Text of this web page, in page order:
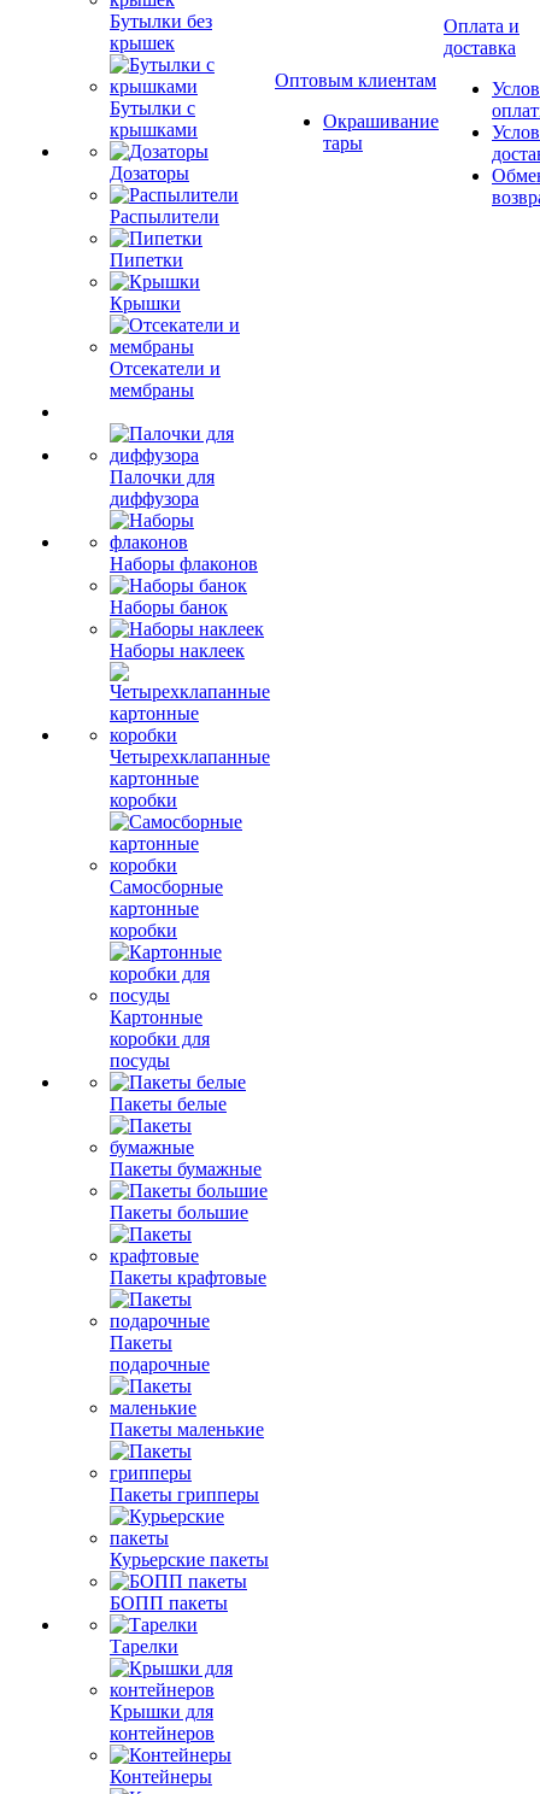
Бутылки без
крышек
Бутылки с
крышками
Дозаторы
Распылители
Пипетки
Крышки
Отсекатели и
мембраны
Палочки для
диффузора
Наборы флаконов
Наборы банок
Наборы наклеек
Четырехклапанные
картонные
коробки
Самосборные
картонные
коробки
Картонные
коробки для
посуды
Пакеты белые
Пакеты бумажные
Пакеты большие
Пакеты крафтовые
Пакеты
подарочные
Пакеты маленькие
Пакеты грипперы
Курьерские пакеты
БОПП пакеты
Тарелки
Крышки для
контейнеров
Контейнеры
Оптовым клиентам
Окрашивание
тары
Оплата и
доставка